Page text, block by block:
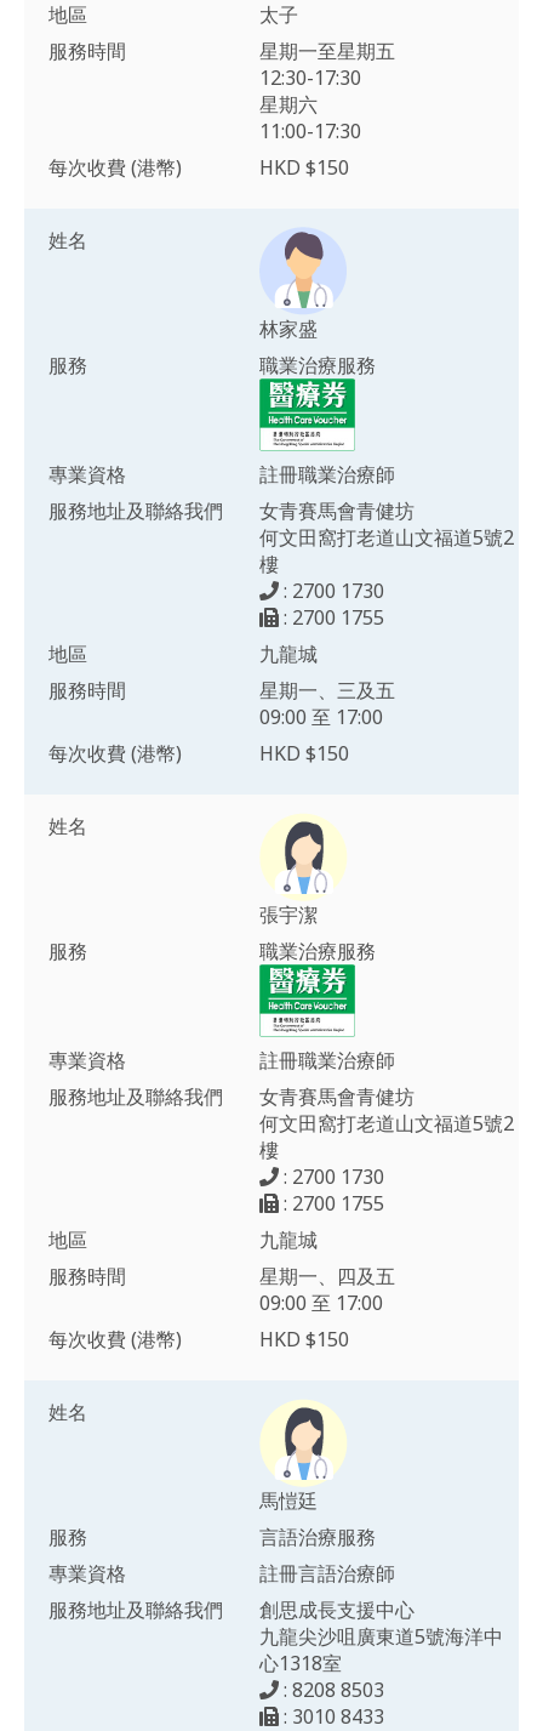
地區
太子
服務時間
星期一至星期五
12:30-17:30
星期六
11:00-17:30
每次收費 (港幣)
HKD $150
姓名
林家盛
服務
職業治療服務
專業資格
註冊職業治療師
服務地址及聯絡我們
女青賽馬會青健坊
何文田窩打老道山文福道5號2
樓
: 2700 1730
: 2700 1755
地區
九龍城
服務時間
星期一、三及五
09:00 至 17:00
每次收費 (港幣)
HKD $150
姓名
張宇潔
服務
職業治療服務
專業資格
註冊職業治療師
服務地址及聯絡我們
女青賽馬會青健坊
何文田窩打老道山文福道5號2
樓
: 2700 1730
: 2700 1755
地區
九龍城
服務時間
星期一、四及五
09:00 至 17:00
每次收費 (港幣)
HKD $150
姓名
馬愷廷
服務
言語治療服務
專業資格
註冊言語治療師
服務地址及聯絡我們
創思成長支援中心
九龍尖沙咀廣東道5號海洋中
心1318室
: 8208 8503
: 3010 8433